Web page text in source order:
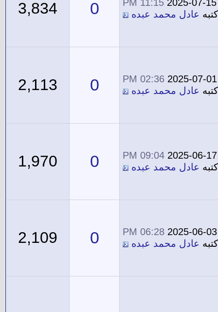
2025-07-15
11:15 PM
كتبه عادل محمد عبده 0
3,834
2025-07-01
02:36 PM
كتبه عادل محمد عبده 0
2,113
2025-06-17
09:04 PM
كتبه عادل محمد عبده 0
1,970
2025-06-03
06:28 PM
كتبه عادل محمد عبده 0
2,109